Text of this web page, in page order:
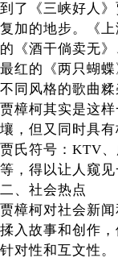
到了《三峡好人
复加的地步。《
的《酒干倘卖无
最红的《两只蝴
不同风格的歌曲
贾樟柯其实是这
壤，但又同时具
贾氏符号：KTV
等，得以让人窥见
二、社会热点
贾樟柯对社会新
揉入故事和创作
针对性和互文性